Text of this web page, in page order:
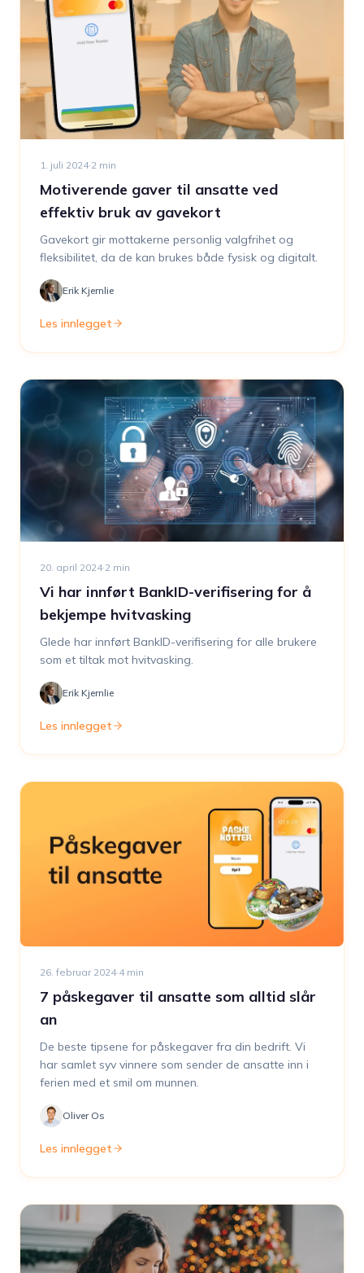
1. juli 2024·2 min
Motiverende gaver til ansatte ved
effektiv bruk av gavekort
Gavekort gir mottakerne personlig valgfrihet og
fleksibilitet, da de kan brukes både fysisk og digitalt.
Erik Kjernlie
Les innlegget
20. april 2024·2 min
Vi har innført BankID-verifisering for å
bekjempe hvitvasking
Glede har innført BankID-verifisering for alle brukere
som et tiltak mot hvitvasking.
Erik Kjernlie
Les innlegget
26. februar 2024·4min
7 påskegaver til ansatte som alltid slår
an
De beste tipsene for påskegaver fra din bedrift. Vi
har samlet syv vinnere som sender de ansatte inn i
ferien med et smil om munnen.
Oliver Os
Les innlegget